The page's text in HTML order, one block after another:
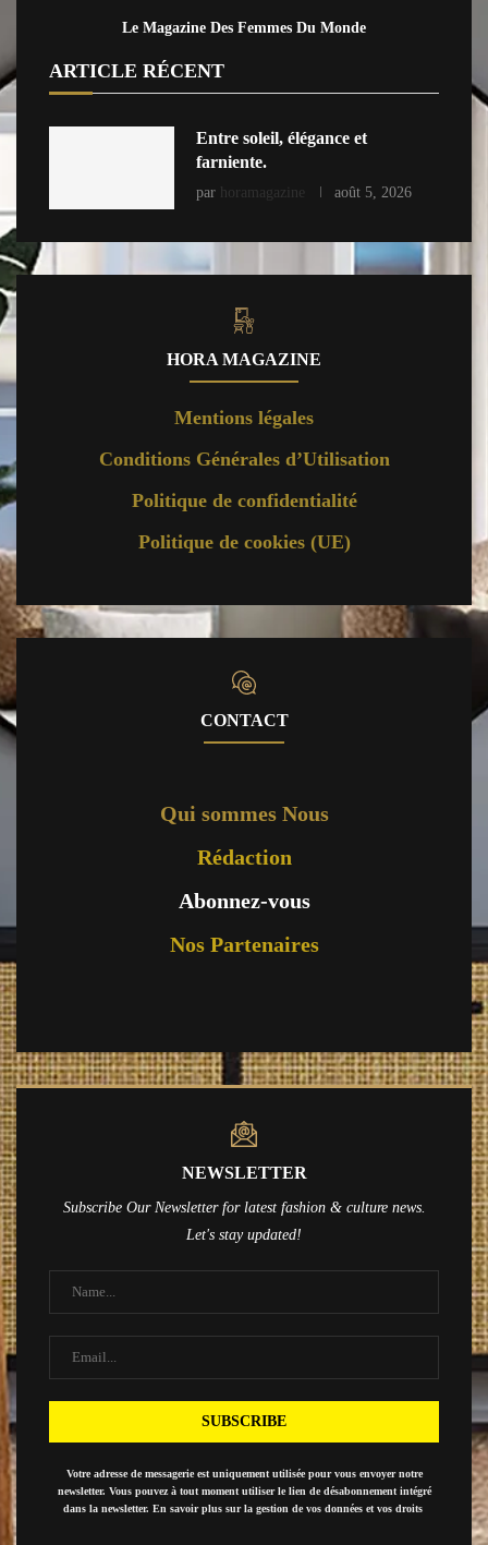
Le Magazine Des Femmes Du Monde
ARTICLE RÉCENT
Entre soleil, élégance et
farniente.
par horamagazine août 5, 2026
HORA MAGAZINE
Mentions légales
Conditions Générales d’Utilisation
Politique de confidentialité
Politique de cookies (UE)
CONTACT
Qui sommes Nous
Rédaction
Abonnez-vous
Nos Partenaires
NEWSLETTER
Subscribe Our Newsletter for latest fashion & culture news.
Let's stay updated!
Votre adresse de messagerie est uniquement utilisée pour vous envoyer notre
newsletter. Vous pouvez à tout moment utiliser le lien de désabonnement intégré
dans la newsletter. En savoir plus sur la gestion de vos données et vos droits